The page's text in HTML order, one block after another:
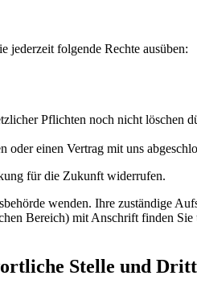
jederzeit folgende Rechte ausüben:
Pflichten noch nicht löschen
einen Vertrag mit uns
für die Zukunft widerrufen.
wenden. Ihre zuständige
Bereich) mit Anschrift finden Sie
Stelle und